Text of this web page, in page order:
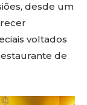
desde um
voltados
de